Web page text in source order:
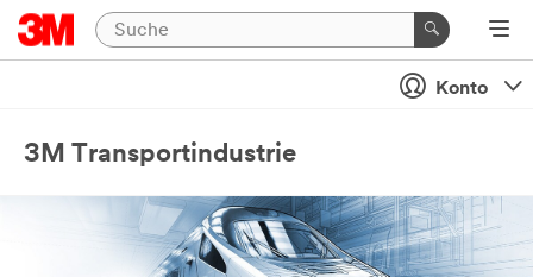
Konto
3M Transportindustrie